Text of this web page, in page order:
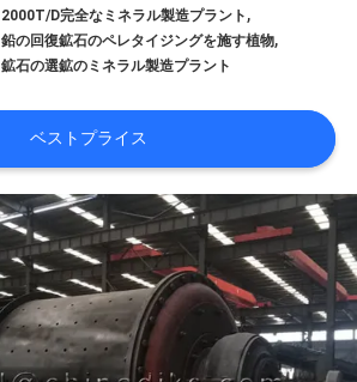
2000T/D完全なミネラル製造プラント ,
鉛の回復鉱石のペレタイジングを施す植物,
鉱石の選鉱のミネラル製造プラント
ベストプライス